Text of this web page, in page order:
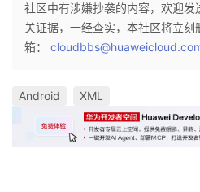
社区中有涉嫌抄袭的内容，欢迎
关证据，一经查实，本社区将立
箱：
Android XML